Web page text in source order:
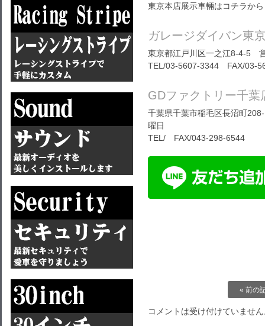
東京本店展示車輛はコチラか
ガレージダイバン東
東京都江戸川区一之江8-4-5
TEL/03-5607-3344 FAX/03-
GDファクトリー千葉
千葉県千葉市稲毛区長沼町
曜日
TEL/ FAX/043-298-6544
« 前の
コメントは受け付けていませ